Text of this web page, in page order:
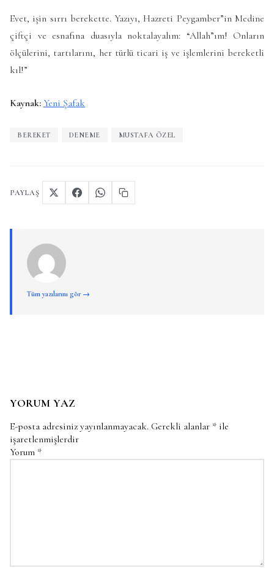
Evet, işin sırrı berekette. Yazıyı, Hazreti Peygamber”in Medine
çiftçi ve esnafına duasıyla noktalayalım: “Allah”ım! Onların
ölçülerini, tartılarını, her türlü ticari iş ve işlemlerini bereketli
kıl!”
Kaynak: Yeni Şafak
BEREKET DENEME MUSTAFA ÖZEL
PAYLAŞ
Tüm yazılarını gör →
YORUM YAZ
E-posta adresiniz yayınlanmayacak. Gerekli alanlar * ile
işaretlenmişlerdir
Yorum *